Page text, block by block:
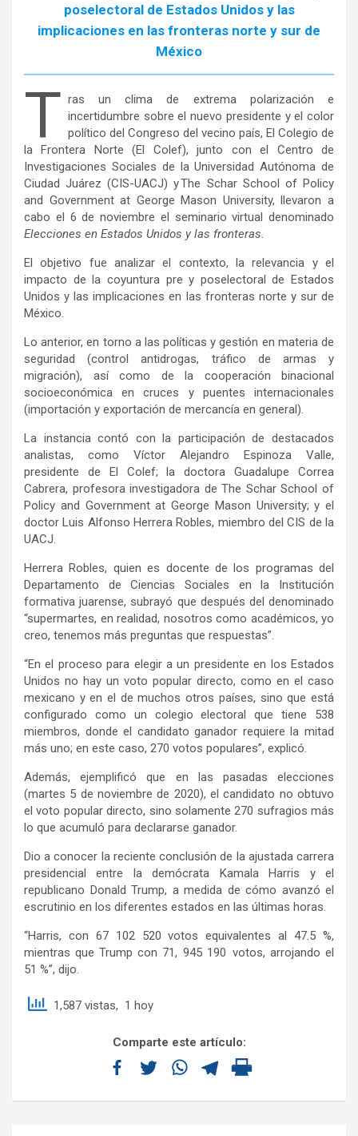
poselectoral de Estados Unidos y las
implicaciones en las fronteras norte y sur de
México
T ras un clima de extrema polarización e
incertidumbre sobre el nuevo presidente y el color
político del Congreso del vecino país, El Colegio de
la Frontera Norte (El Colef), junto con el Centro de
Investigaciones Sociales de la Universidad Autónoma de
Ciudad Juárez (CIS-UACJ) y The Schar School of Policy
and Government at George Mason University, llevaron a
cabo el 6 de noviembre el seminario virtual denominado
Elecciones en Estados Unidos y las fronteras.
El objetivo fue analizar el contexto, la relevancia y el
impacto de la coyuntura pre y poselectoral de Estados
Unidos y las implicaciones en las fronteras norte y sur de
México.
Lo anterior, en torno a las políticas y gestión en materia de
seguridad (control antidrogas, tráfico de armas y
migración), así como de la cooperación binacional
socioeconómica en cruces y puentes internacionales
(importación y exportación de mercancía en general).
La instancia contó con la participación de destacados
analistas, como Víctor Alejandro Espinoza Valle,
presidente de El Colef; la doctora Guadalupe Correa
Cabrera, profesora investigadora de The Schar School of
Policy and Government at George Mason University; y el
doctor Luis Alfonso Herrera Robles, miembro del CIS de la
UACJ.
Herrera Robles, quien es docente de los programas del
Departamento de Ciencias Sociales en la Institución
formativa juarense, subrayó que después del denominado
“supermartes, en realidad, nosotros como académicos, yo
creo, tenemos más preguntas que respuestas”.
“En el proceso para elegir a un presidente en los Estados
Unidos no hay un voto popular directo, como en el caso
mexicano y en el de muchos otros países, sino que está
configurado como un colegio electoral que tiene 538
miembros, donde el candidato ganador requiere la mitad
más uno; en este caso, 270 votos populares”, explicó.
Además, ejemplificó que en las pasadas elecciones
(martes 5 de noviembre de 2020), el candidato no obtuvo
el voto popular directo, sino solamente 270 sufragios más
lo que acumuló para declararse ganador.
Dio a conocer la reciente conclusión de la ajustada carrera
presidencial entre la demócrata Kamala Harris y el
republicano Donald Trump, a medida de cómo avanzó el
escrutinio en los diferentes estados en las últimas horas.
“Harris, con 67 102 520 votos equivalentes al 47.5 %,
mientras que Trump con 71, 945 190 votos, arrojando el
51 %”, dijo.
1,587 vistas, 1 hoy
Comparte este artículo: